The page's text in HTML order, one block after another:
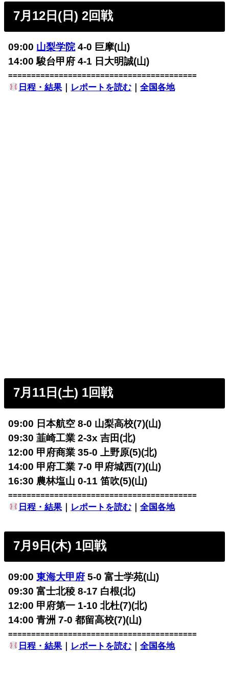
7月12日(日) 2回戦
09:00 山梨学院4-0 巨摩(山)
14:00 駿台甲府 4-1 日大明誠(山)
=========================================
日程・結果｜ レポートを読む ｜全国各地
7月11日(土) 1回戦
09:00 日本航空 8-0 山梨高校(7)(山)
09:30 韮崎工業 2-3x 吉田(北)
12:00 甲府商業 35-0 上野原(5)(北)
14:00 甲府工業 7-0 甲府城西(7)(山)
16:30 農林塩山 0-11 笛吹(5)(山)
=========================================
日程・結果｜ レポートを読む ｜全国各地
7月9日(木) 1回戦
09:00東海大甲府 5-0 富士学苑(山)
09:30 富士北稜 8-17 白根(北)
12:00 甲府第一 1-10 北杜(7)(北)
14:00 青洲 7-0 都留高校(7)(山)
=========================================
日程・結果｜ レポートを読む ｜全国各地